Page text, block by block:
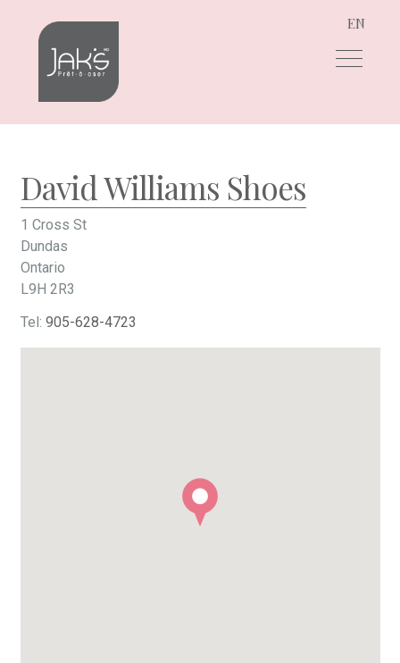
Aller
navigation
Aller
contenu
EN
David Williams Shoes
1 Cross St
Dundas
Ontario
L9H 2R3
Tel: 905-628-4723